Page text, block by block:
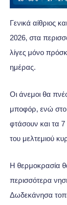
Γενικά αίθριος
2026, στα
λίγες μόνο
ημέρας.
Οι άνεμοι θα
μποφόρ, ενώ στο
φτάσουν και τα
του μελτεμιού
Η θερμοκρασία
περισσότερα
Δωδεκάνησα